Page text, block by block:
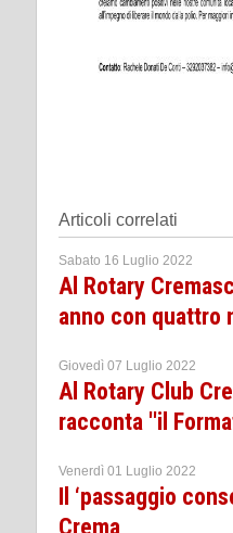
Articoli correlati
Sabato 16 Luglio 2022
Al Rotary
anno con quattro
Giovedì 07 Luglio 2022
Al Rotary Club
racconta ''il
Venerdì 01 Luglio 2022
Il ‘passaggio
Crema